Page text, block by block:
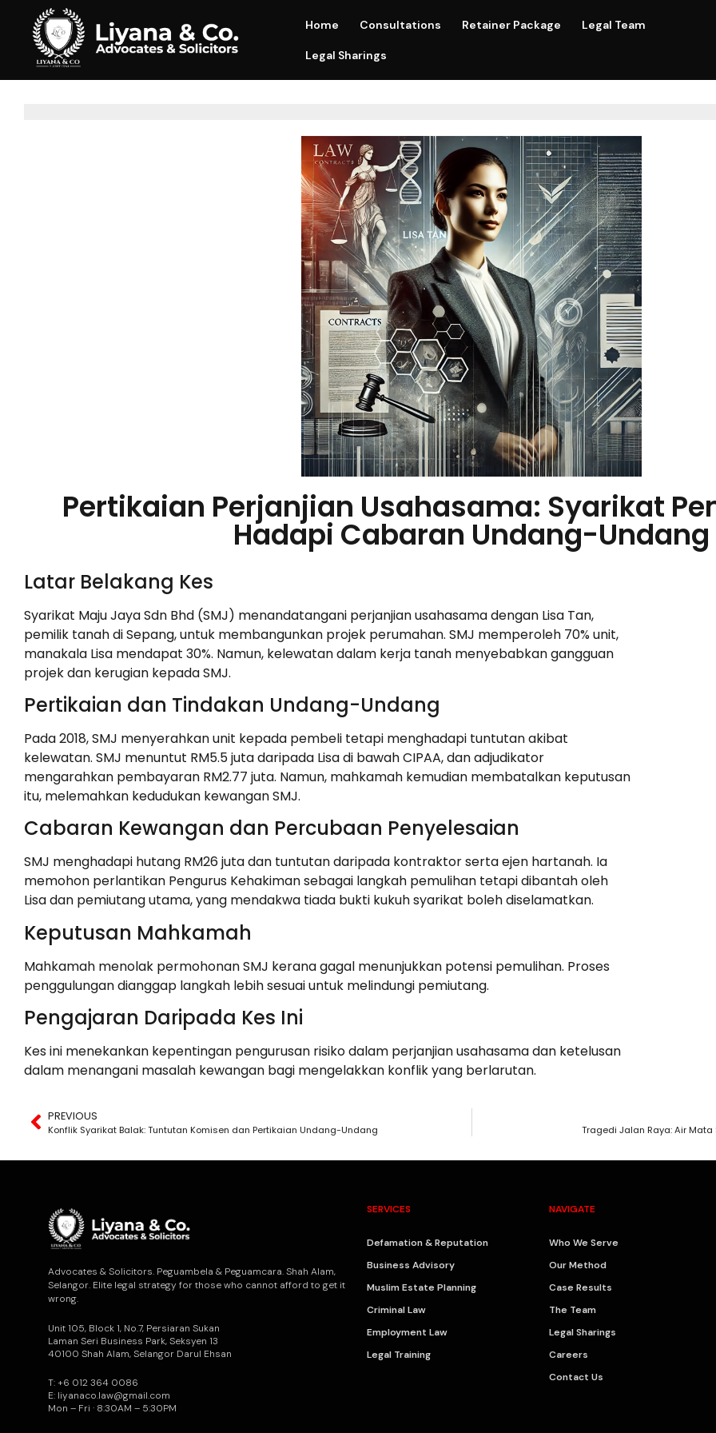
Home Consultations Retainer Package Legal Team
Legal Sharings
Pertikaian Perjanjian Usahasama: Syarikat
Hadapi Cabaran Undang-Undang
Latar Belakang Kes
Syarikat Maju Jaya Sdn Bhd (SMJ) menandatangani perjanjian usahasama dengan Lisa Tan,
pemilik tanah di Sepang, untuk membangunkan projek perumahan. SMJ memperoleh 70% unit,
manakala Lisa mendapat 30%. Namun, kelewatan dalam kerja tanah menyebabkan gangguan
projek dan kerugian kepada SMJ.
Pertikaian dan Tindakan Undang-Undang
Pada 2018, SMJ menyerahkan unit kepada pembeli tetapi menghadapi tuntutan akibat
kelewatan. SMJ menuntut RM5.5 juta daripada Lisa di bawah CIPAA, dan adjudikator
mengarahkan pembayaran RM2.77 juta. Namun, mahkamah kemudian membatalkan keputusan
itu, melemahkan kedudukan kewangan SMJ.
Cabaran Kewangan dan Percubaan Penyelesaian
SMJ menghadapi hutang RM26 juta dan tuntutan daripada kontraktor serta ejen hartanah. Ia
memohon perlantikan Pengurus Kehakiman sebagai langkah pemulihan tetapi dibantah oleh
Lisa dan pemiutang utama, yang mendakwa tiada bukti kukuh syarikat boleh diselamatkan.
Keputusan Mahkamah
Mahkamah menolak permohonan SMJ kerana gagal menunjukkan potensi pemulihan. Proses
penggulungan dianggap langkah lebih sesuai untuk melindungi pemiutang.
Pengajaran Daripada Kes Ini
Kes ini menekankan kepentingan pengurusan risiko dalam perjanjian usahasama dan ketelusan
dalam menangani masalah kewangan bagi mengelakkan konflik yang berlarutan.
PREVIOUS
Konflik Syarikat Balak: Tuntutan Komisen dan Pertikaian Undang-Undang Tragedi Jalan Raya: Air
Advocates & Solicitors. Peguambela & Peguamcara. Shah Alam,
Selangor. Elite legal strategy for those who cannot afford to get it
wrong.
Unit 105, Block 1, No.7, Persiaran Sukan
Laman Seri Business Park, Seksyen 13
40100 Shah Alam, Selangor Darul Ehsan
T: +6 012 364 0086
E: liyanaco.law@gmail.com
Mon – Fri · 8:30AM – 5:30PM
SERVICES
Defamation & Reputation
Business Advisory
Muslim Estate Planning
Criminal Law
Employment Law
Legal Training
NAVIGATE
Who We Serve
Our Method
Case Results
The Team
Legal Sharings
Careers
Contact Us